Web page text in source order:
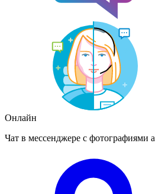
Онлайн
Чат в мессенджере с фотографиями